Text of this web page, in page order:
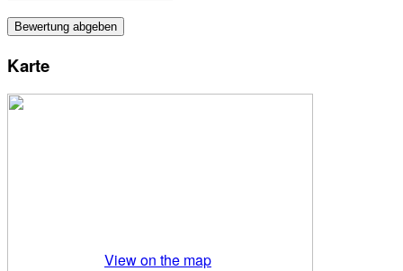
Karte
View on the map